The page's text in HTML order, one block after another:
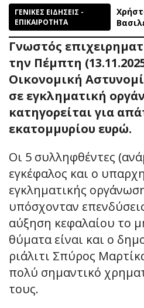
ΓΕΝΙΚΕΣ ΕΙΔΗΣΕΙΣ -
ΕΠΙΚΑΙΡΟΤΗΤΑ
Γνωστός
την Πέμπτη
Οικονομική
σε εγκληματική
κατηγορείται για
εκατομμυρίου ευρώ.
Οι 5 συλληφθέντες
εγκέφαλος και ο
εγκληματικής
υπόσχονταν
αύξηση κεφαλαίου το
θύματα είναι και ο
ριάλιτι Σπύρος
πολύ σημαντικό
τους.